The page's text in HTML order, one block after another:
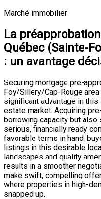
Marché immobilier
La
Québec (Sainte-
: un avantage
Securing mortgage pre-
Foy/Sillery/Cap-Rouge
significant advantage in
estate market. Acquiring
borrowing capacity but also
serious, financially ready
favorable terms in hand,
listings in this desirable
landscapes and quality
results in a smoother
make swift, compelling
where properties in high-
snapped up.